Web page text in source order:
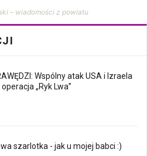
– wiadomości z powiatu
Wspólny atak USA i Izraela
„Ryk Lwa”
szarlotka - jak u mojej babci :)